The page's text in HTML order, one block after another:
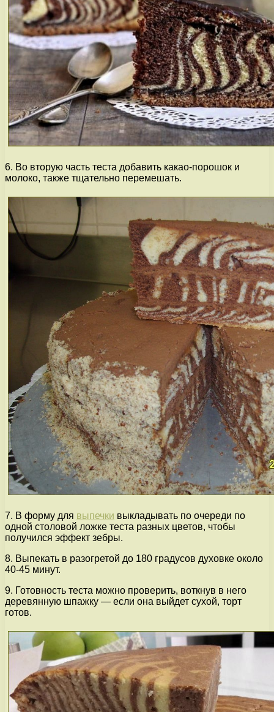
6. Во вторую часть теста добавить какао-порошок и
молоко, также тщательно перемешать.
7. В форму для выпечки выкладывать по очереди по
одной столовой ложке теста разных цветов, чтобы
получился эффект зебры.
8. Выпекать в разогретой до 180 градусов духовке около
40-45 минут.
9. Готовность теста можно проверить, воткнув в него
деревянную шпажку — если она выйдет сухой, торт
готов.